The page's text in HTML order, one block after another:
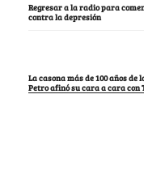
Regresar a la radio para
contra la depresión
La casona más de 100 años
Petro afinó su cara a cara con